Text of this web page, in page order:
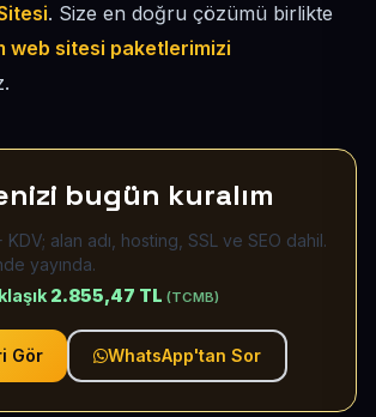
. Size en doğru çözümü birlikte
web sitesi paketlerimizi
bugün kuralım
KDV; alan adı, hosting, SSL ve SEO dahil.
yayında.
2.855,47 TL (TCMB)
Gör WhatsApp'tan Sor